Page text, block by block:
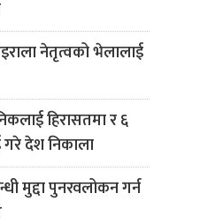
नेतृत्वको भेलालाई
हिरासतमा र ६
गरे देश निकाला
मुद्दा पुनरवलोकन गर्न